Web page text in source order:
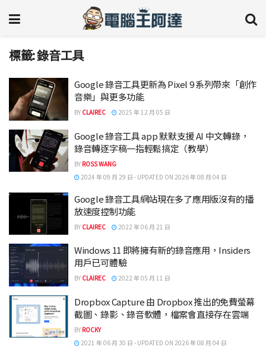
標籤:錄音工具
Google 錄音工具更新為 Pixel 9 系列帶來「創作
音樂」與更多功能
BY CLAIREC 2025 年 12 月 05 日
Google 錄音工具 app 默默支援 AI 中文轉錄，
錄音轉逐字稿一指輕鬆搞定（教學）
BY ROSS WANG
2024 年 09 月 29 日 - UPDATED ON 2026 年 08 月 04 日
Google 錄音工具網站現在多了應用版沒有的播
放速度控制功能
BY CLAIREC 2022 年 06 月 21 日
Windows 11 即將擁有新的錄音應用，Insiders
用戶已可體驗
BY CLAIREC 2022 年 05 月 11 日
Dropbox Capture 由 Dropbox 推出的免費螢幕
截圖、錄影、錄音軟體，檔案會直接存在雲端
BY ROCKY
2021 年 06 月 30 日 - UPDATED ON 2026 年 08 月 04 日